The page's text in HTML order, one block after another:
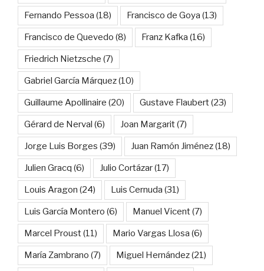
Fernando Pessoa (18) Francisco de Goya (13)
Francisco de Quevedo (8) Franz Kafka (16)
Friedrich Nietzsche (7)
Gabriel García Márquez(10)
Guillaume Apollinaire (20) Gustave Flaubert(23)
Gérard de Nerval (6) Joan Margarit(7)
Jorge Luis Borges (39) Juan Ramón Jiménez(18)
Julien Gracq (6) Julio Cortázar(17)
Louis Aragon (24) Luis Cernuda (31)
Luis García Montero (6) Manuel Vicent(7)
Marcel Proust(11) Mario Vargas Llosa (6)
María Zambrano (7) Miguel Hernández(21)